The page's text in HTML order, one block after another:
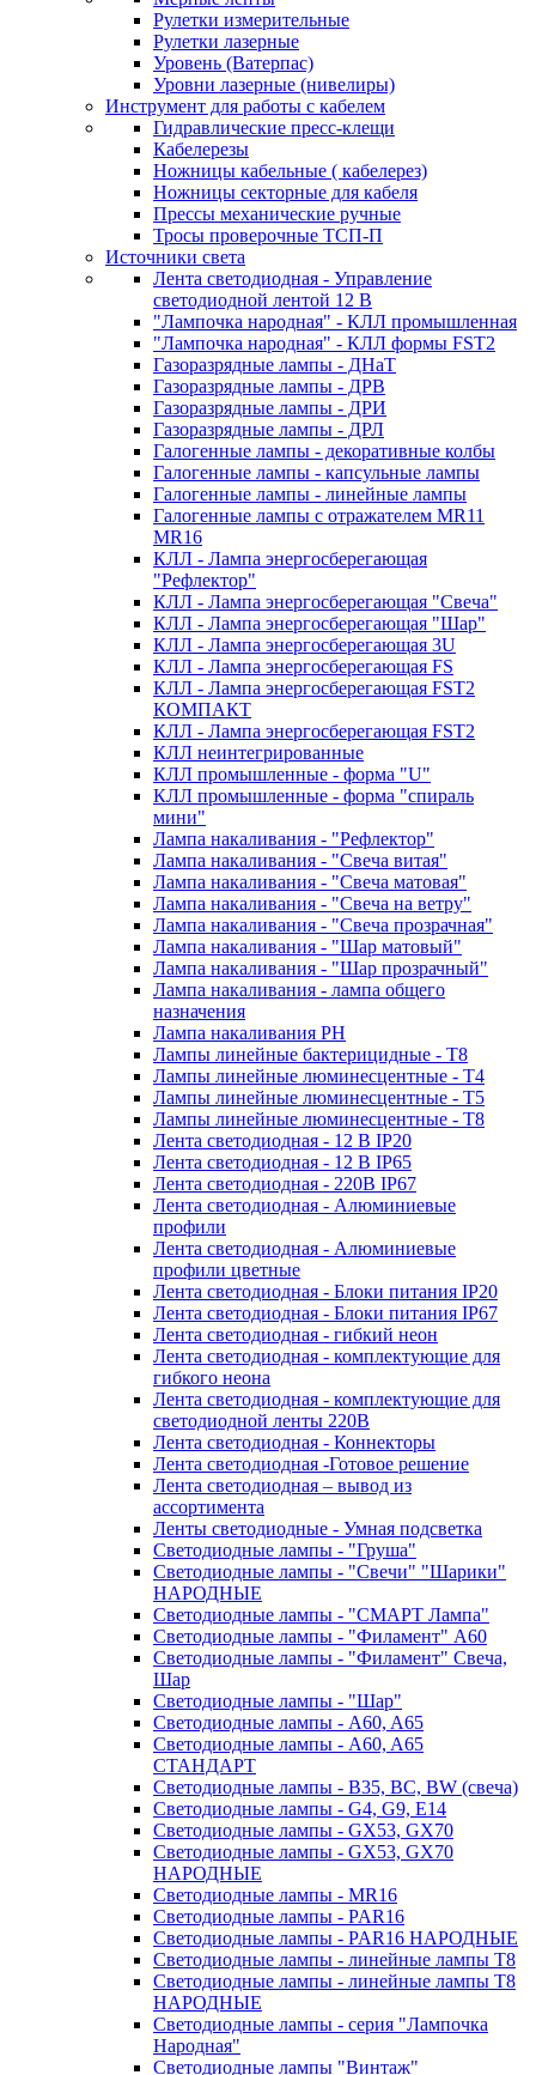
Рулетки измерительные
Рулетки лазерные
Уровень (Ватерпас)
Уровни лазерные (нивелиры)
Инструмент для работы с кабелем
Гидравлические пресс-клещи
Кабелерезы
Ножницы кабельные ( кабелерез)
Ножницы секторные для кабеля
Прессы механические ручные
Тросы проверочные ТСП-П
Источники света
Лента светодиодная - Управление
светодиодной лентой 12 В
"Лампочка народная" - КЛЛ промышленная
"Лампочка народная" - КЛЛ формы FST2
Газоразрядные лампы - ДНаТ
Газоразрядные лампы - ДРВ
Газоразрядные лампы - ДРИ
Газоразрядные лампы - ДРЛ
Галогенные лампы - декоративные колбы
Галогенные лампы - капсульные лампы
Галогенные лампы - линейные лампы
Галогенные лампы с отражателем MR11
MR16
КЛЛ - Лампа энергосберегающая
"Рефлектор"
КЛЛ - Лампа энергосберегающая "Свеча"
КЛЛ - Лампа энергосберегающая "Шар"
КЛЛ - Лампа энергосберегающая 3U
КЛЛ - Лампа энергосберегающая FS
КЛЛ - Лампа энергосберегающая FST2
КОМПАКТ
КЛЛ - Лампа энергосберегающая FSТ2
КЛЛ неинтегрированные
КЛЛ промышленные - форма "U"
КЛЛ промышленные - форма "спираль
мини"
Лампа накаливания - "Рефлектор"
Лампа накаливания - "Свеча витая"
Лампа накаливания - "Свеча матовая"
Лампа накаливания - "Свеча на ветру"
Лампа накаливания - "Свеча прозрачная"
Лампа накаливания - "Шар матовый"
Лампа накаливания - "Шар прозрачный"
Лампа накаливания - лампа общего
назначения
Лампа накаливания РН
Лампы линейные бактерицидные - Т8
Лампы линейные люминесцентные - Т4
Лампы линейные люминесцентные - Т5
Лампы линейные люминесцентные - Т8
Лента светодиодная - 12 В IP20
Лента светодиодная - 12 В IP65
Лента светодиодная - 220В IP67
Лента светодиодная - Алюминиевые
профили
Лента светодиодная - Алюминиевые
профили цветные
Лента светодиодная - Блоки питания IP20
Лента светодиодная - Блоки питания IP67
Лента светодиодная - гибкий неон
Лента светодиодная - комплектующие для
гибкого неона
Лента светодиодная - комплектующие для
светодиодной ленты 220В
Лента светодиодная - Коннекторы
Лента светодиодная -Готовое решение
Лента светодиодная – вывод из
ассортимента
Ленты светодиодные - Умная подсветка
Светодиодные лампы - "Груша"
Светодиодные лампы - "Свечи" "Шарики"
НАРОДНЫЕ
Светодиодные лампы - "СМАРТ Лампа"
Светодиодные лампы - "Филамент" A60
Светодиодные лампы - "Филамент" Свеча,
Шар
Светодиодные лампы - "Шар"
Светодиодные лампы - A60, A65
Светодиодные лампы - A60, A65
СТАНДАРТ
Светодиодные лампы - B35, BC, BW (свеча)
Светодиодные лампы - G4, G9, Е14
Светодиодные лампы - GX53, GX70
Светодиодные лампы - GX53, GX70
НАРОДНЫЕ
Светодиодные лампы - MR16
Светодиодные лампы - PAR16
Светодиодные лампы - PAR16 НАРОДНЫЕ
Светодиодные лампы - линейные лампы T8
Светодиодные лампы - линейные лампы T8
НАРОДНЫЕ
Светодиодные лампы - серия "Лампочка
Народная"
Светодиодные лампы "Винтаж"